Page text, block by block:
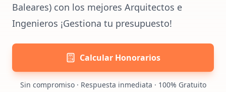
Baleares) con los mejores Arquitectos e
Ingenieros ¡Gestiona tu presupuesto!
Calcular Honorarios
Sin compromiso · Respuesta inmediata · 100% Gratuito